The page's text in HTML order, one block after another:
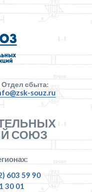
Отдел сбыта:
souz.ru
СОЮЗ
603 59 90
30 01